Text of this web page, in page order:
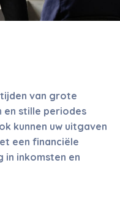
van grote
en stille periodes
kunnen uw uitgaven
een financiële
inkomsten en